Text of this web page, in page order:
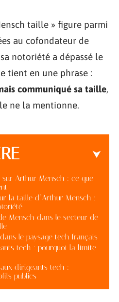
taille » figure parmi
au cofondateur de
notoriété a dépassé le
tient en une phrase :
communiqué sa taille,
ne la mentionne.
sur Arthur Mensch : ce que
la taille d’Arthur Mensch :
Mensch dans le secteur de
le paysage tech français
tech : pourquoi la limite
dirigeants tech :
publics